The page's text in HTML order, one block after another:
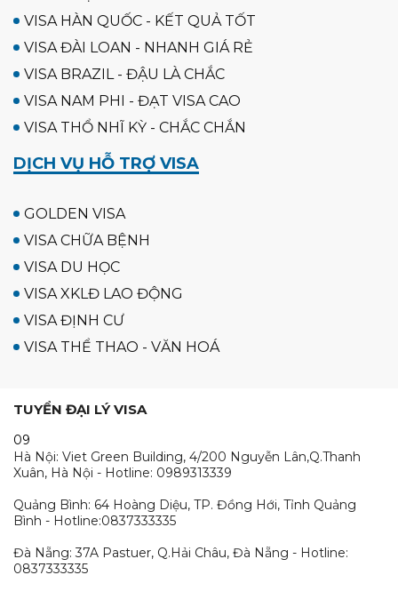
VISA HÀN QUỐC - KẾT QUẢ TỐT
VISA ĐÀI LOAN - NHANH GIÁ RẺ
VISA BRAZIL - ĐẬU LÀ CHẮC
VISA NAM PHI - ĐẠT VISA CAO
VISA THỔ NHĨ KỲ - CHẮC CHẮN
DỊCH VỤ HỖ TRỢ VISA
GOLDEN VISA
VISA CHỮA BỆNH
VISA DU HỌC
VISA XKLĐ LAO ĐỘNG
VISA ĐỊNH CƯ
VISA THỂ THAO - VĂN HOÁ
TUYỂN ĐẠI LÝ VISA
09
Hà Nội: Viet Green Building, 4/200 Nguyễn Lân,Q.Thanh
Xuân, Hà Nội - Hotline: 0989313339
Quảng Bình: 64 Hoàng Diệu, TP. Đồng Hới, Tỉnh Quảng
Bình - Hotline:0837333335
Đà Nẵng: 37A Pastuer, Q.Hải Châu, Đà Nẵng - Hotline:
0837333335